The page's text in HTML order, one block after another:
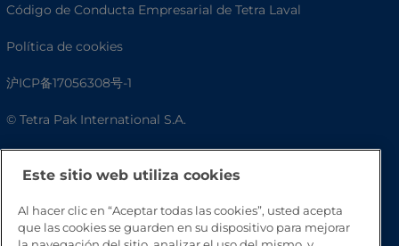
Código de Conducta Empresarial de Tetra Laval
Política de cookies
沪ICP备17056308号-1
© Tetra Pak International S.A.
Accesibilidad
Este sitio web utiliza cookies
Al hacer clic en “Aceptar todas las cookies”, usted acepta
que las cookies se guarden en su dispositivo para mejorar